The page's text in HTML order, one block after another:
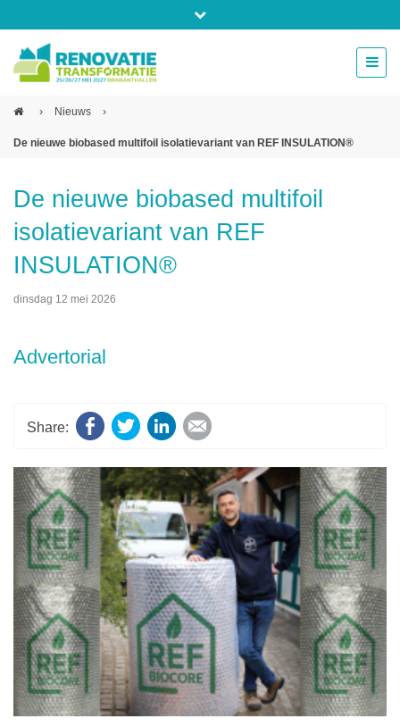
beurs@54events.nl
› Nieuws ›
De nieuwe biobased multifoil isolatievariant van REF INSULATION®
De nieuwe biobased multifoil
isolatievariant van REF
INSULATION®
dinsdag 12 mei 2026
Advertorial
Facebook
Twitter LinkedIn